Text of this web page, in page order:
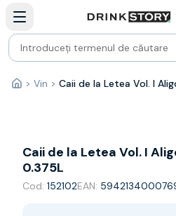
Bauturi fine — selectie
Produse Noi
Cosuri cadou
Pachete & Cadouri
Vin
Franta
Spania
Africa de Sud
Acasă
> Vin >
Caii de la Letea Vol. I
0.375L
Cod: 152102EAN: